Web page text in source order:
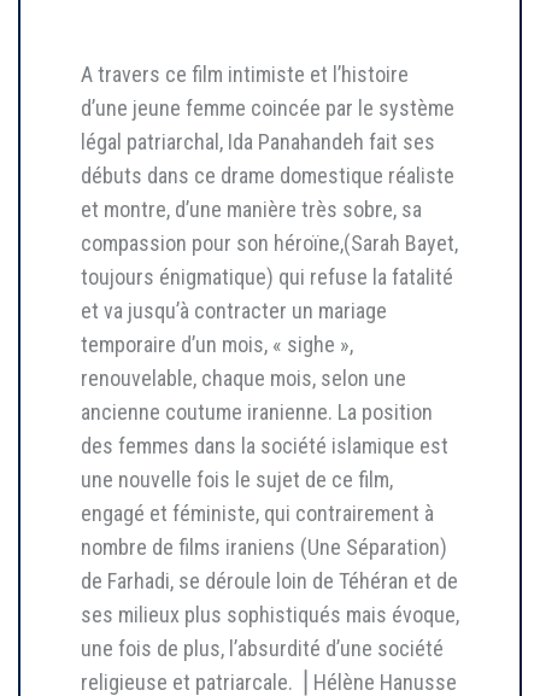
A travers ce film intimiste et l’histoire
d’une jeune femme coincée par le système
légal patriarchal, Ida Panahandeh fait ses
débuts dans ce drame domestique réaliste
et montre, d’une manière très sobre, sa
compassion pour son héroïne,(Sarah Bayet,
toujours énigmatique) qui refuse la fatalité
et va jusqu’à contracter un mariage
temporaire d’un mois, « sighe »,
renouvelable, chaque mois, selon une
ancienne coutume iranienne. La position
des femmes dans la société islamique est
une nouvelle fois le sujet de ce film,
engagé et féministe, qui contrairement à
nombre de films iraniens (Une Séparation)
de Farhadi, se déroule loin de Téhéran et de
ses milieux plus sophistiqués mais évoque,
une fois de plus, l’absurdité d’une société
religieuse et patriarcale. ⎥ Hélène Hanusse